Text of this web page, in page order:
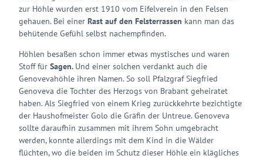
zur Höhle wurden erst 1910 vom Eifelverein in den Felsen
gehauen. Bei einer Rast auf den Felsterrassen kann man das
behütende Gefühl selbst nachempfinden.
Höhlen besaßen schon immer etwas mystisches und waren
Stoff für Sagen. Und einer solchen verdankt auch die
Genovevahöhle ihren Namen. So soll Pfalzgraf Siegfried
Genoveva die Tochter des Herzogs von Brabant geheiratet
haben. Als Siegfried von einem Krieg zurückkehrte bezichtigte
der Haushofmeister Golo die Gräfin der Untreue. Genoveva
sollte daraufhin zusammen mit ihrem Sohn umgebracht
werden, konnte allerdings mit dem Kind in die Wälder
flüchten, wo die beiden im Schutz dieser Höhle ein klägliches